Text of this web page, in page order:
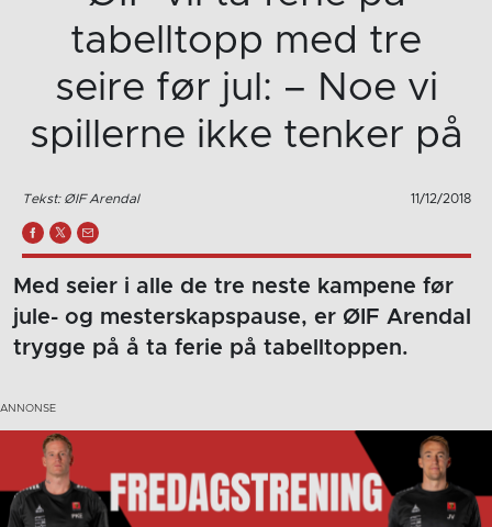
tabelltopp med tre
seire før jul: – Noe vi
spillerne ikke tenker på
Tekst: ØIF Arendal 11/12/2018
Med seier i alle de tre neste kampene før
jule- og mesterskapspause, er ØIF Arendal
trygge på å ta ferie på tabelltoppen.